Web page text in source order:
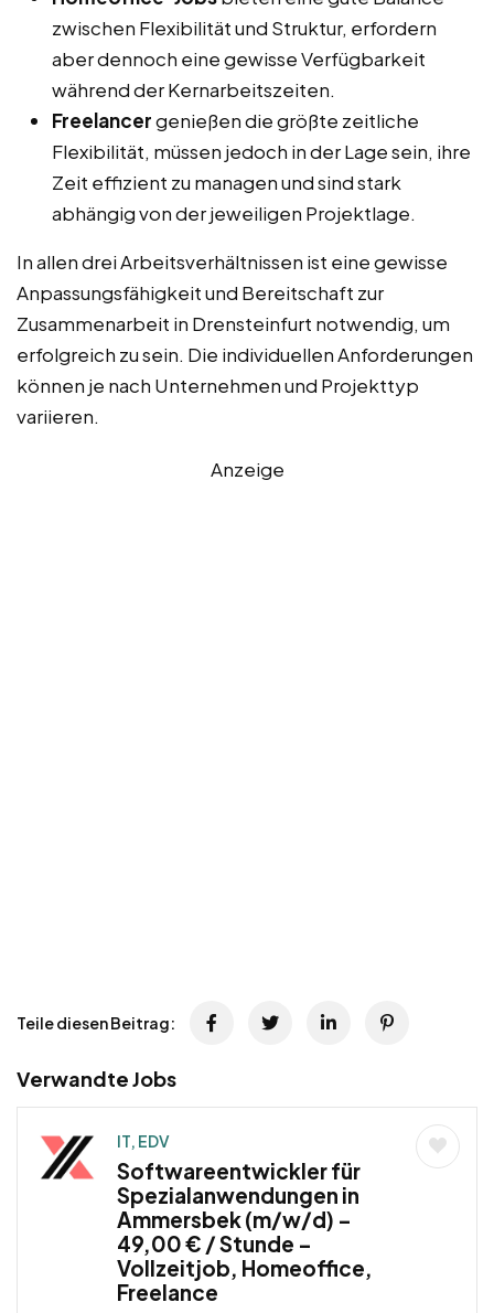
zwischen Flexibilität und Struktur, erfordern
aber dennoch eine gewisse Verfügbarkeit
während der Kernarbeitszeiten.
Freelancergenießen die größte zeitliche
Flexibilität, müssen jedoch in der Lage sein, ihre
Zeit effizient zu managen und sind stark
abhängig von der jeweiligen Projektlage.
In allen drei Arbeitsverhältnissen ist eine gewisse
Anpassungsfähigkeit und Bereitschaft zur
Zusammenarbeit in Drensteinfurt notwendig, um
erfolgreich zu sein. Die individuellen Anforderungen
können je nach Unternehmen und Projekttyp
variieren.
Anzeige
Teile diesen Beitrag:
Verwandte Jobs
IT, EDV
Softwareentwickler für
Spezialanwendungen in
Ammersbek (m/w/d) –
49,00 € / Stunde –
Vollzeitjob, Homeoffice,
Freelance